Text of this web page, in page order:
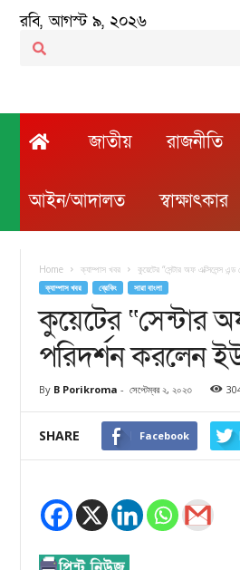
রবি, আগস্ট ৯, ২০২৬
জাতীয় রাজনীতি
আইন/আদালত স্বাক্ষাৎকার
Home ক্যাম্পাস খবর কুয়েটের “সেন্টার অফ এক্সিলেন্স এন্ড
ক্যাম্পাস খবর ব্রেকিং সারা বাংলা
কুয়েটের “সেন্টার
পরিদর্শন করলেন
By B Porikroma - সেপ্টেম্বর ২, ২০২৩
SHARE Facebook